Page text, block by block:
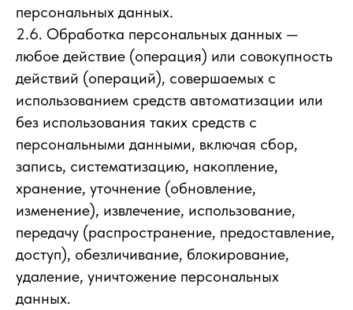
персональных данных.
2.6. Обработка персональных данных —
любое действие (операция) или совокупность
действий (операций), совершаемых с
использованием средств автоматизации или
без использования таких средств с
персональными данными, включая сбор,
запись, систематизацию, накопление,
хранение, уточнение (обновление,
изменение), извлечение, использование,
передачу (распространение, предоставление,
доступ), обезличивание, блокирование,
удаление, уничтожение персональных
данных.